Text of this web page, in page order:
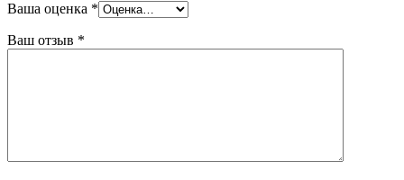
Ваша оценка *
Ваш отзыв *